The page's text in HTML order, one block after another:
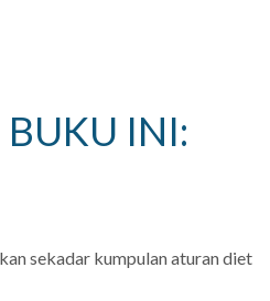
INI:
sekadar kumpulan aturan diet